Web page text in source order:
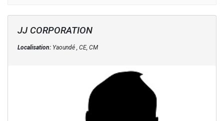
JJ CORPORATION
Localisation:Yaoundé , CE, CM